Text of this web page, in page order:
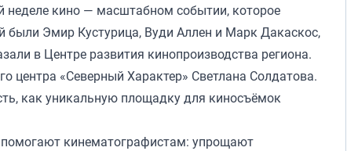
кино — масштабном событии, которое
были Эмир Кустурица, Вуди Аллен и Марк Дакаскос,
в Центре развития кинопроизводства региона.
центра «Северный Характер» Светлана Солдатова.
как уникальную площадку для киносъёмок
кинематографистам: упрощают